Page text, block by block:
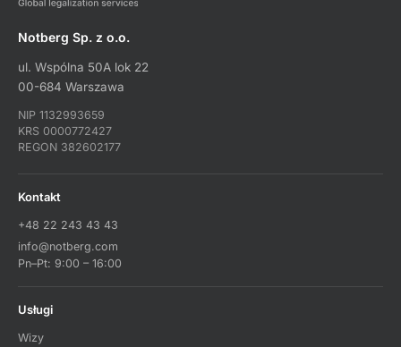
Notberg Sp. z o.o.
ul. Wspólna 50A lok 22
00-684 Warszawa
NIP 1132993659
KRS 0000772427
REGON 382602177
Kontakt
+48 22 243 43 43
info@notberg.com
Pn–Pt: 9:00 – 16:00
Usługi
Wizy